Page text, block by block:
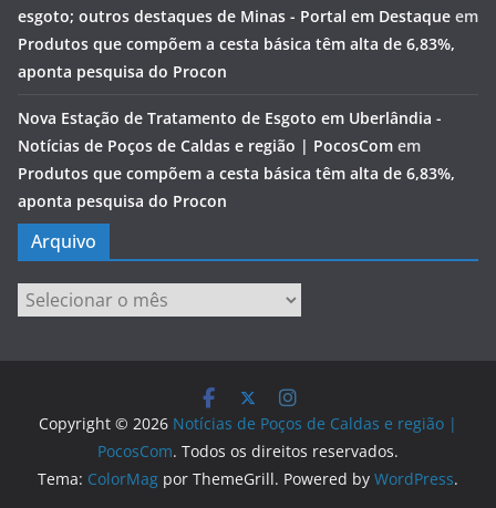
esgoto; outros destaques de Minas - Portal em Destaque em
Produtos que compõem a cesta básica têm alta de 6,83%,
aponta pesquisa do Procon
Nova Estação de Tratamento de Esgoto em Uberlândia -
Notícias de Poços de Caldas e região | PocosCom em
Produtos que compõem a cesta básica têm alta de 6,83%,
aponta pesquisa do Procon
Arquivo
Arquivo
Copyright © 2026 Notícias de Poços de Caldas e região |
PocosCom. Todos os direitos reservados.
Tema: ColorMag por ThemeGrill. Powered by WordPress.